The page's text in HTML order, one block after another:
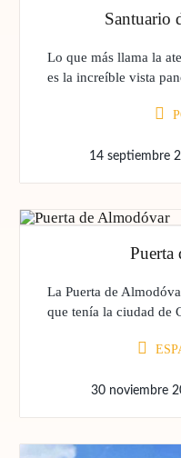
Santuario
Lo que más llama la
es la increíble vista
14 septiembre
Puerta
La Puerta de
que tenía la ciudad de
30 noviembre